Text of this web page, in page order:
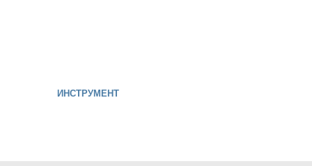
ИНСТРУМЕНТ